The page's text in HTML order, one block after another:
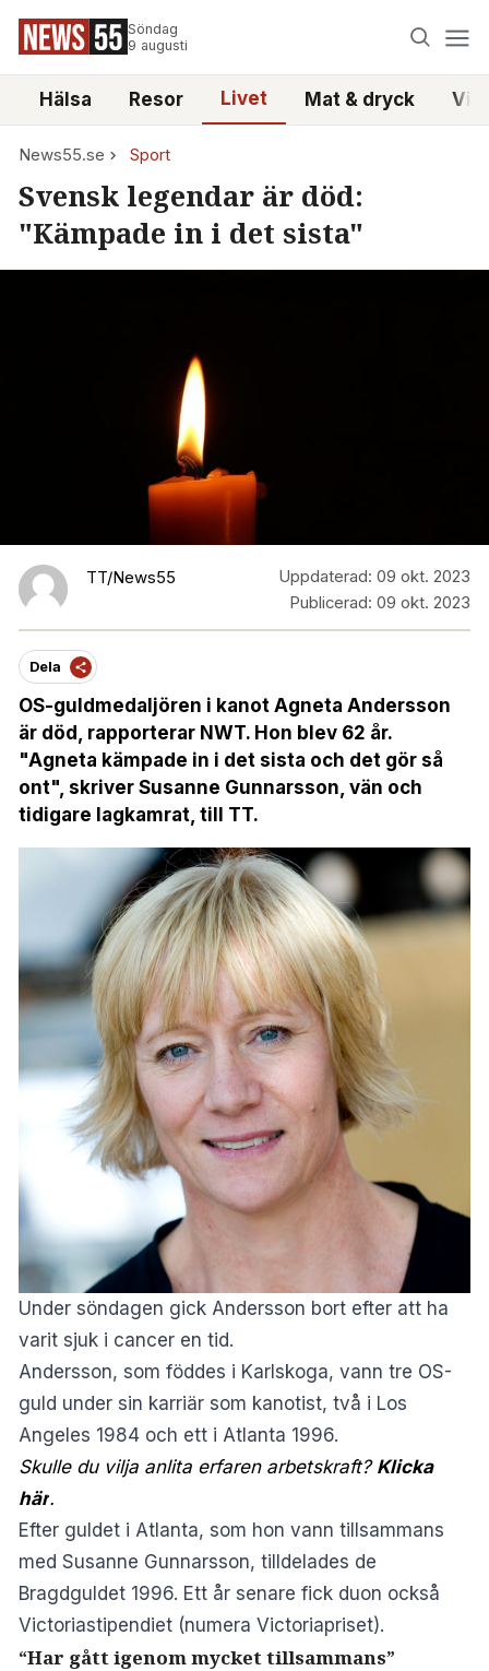
Söndag
9 augusti
Hälsa Resor Livet Mat & dryck
News55.se Sport
Svensk legendar är död:
"Kämpade in i det sista"
TT/News55 Uppdaterad: 09 okt. 2023
Publicerad: 09 okt. 2023
Dela
OS-guldmedaljören i kanot Agneta Andersson
är död, rapporterar NWT. Hon blev 62 år.
"Agneta kämpade in i det sista och det gör så
ont", skriver Susanne Gunnarsson, vän och
tidigare lagkamrat, till TT.
Under söndagen gick Andersson bort efter att ha
varit sjuk i cancer en tid.
Andersson, som föddes i Karlskoga, vann tre OS-
guld under sin karriär som kanotist, två i Los
Angeles 1984 och ett i Atlanta 1996.
Skulle du vilja anlita erfaren arbetskraft? Klicka
här.
Efter guldet i Atlanta, som hon vann tillsammans
med Susanne Gunnarsson, tilldelades de
Bragdguldet 1996. Ett år senare fick duon också
Victoriastipendiet (numera Victoriapriset).
“Har gått igenom mycket tillsammans”